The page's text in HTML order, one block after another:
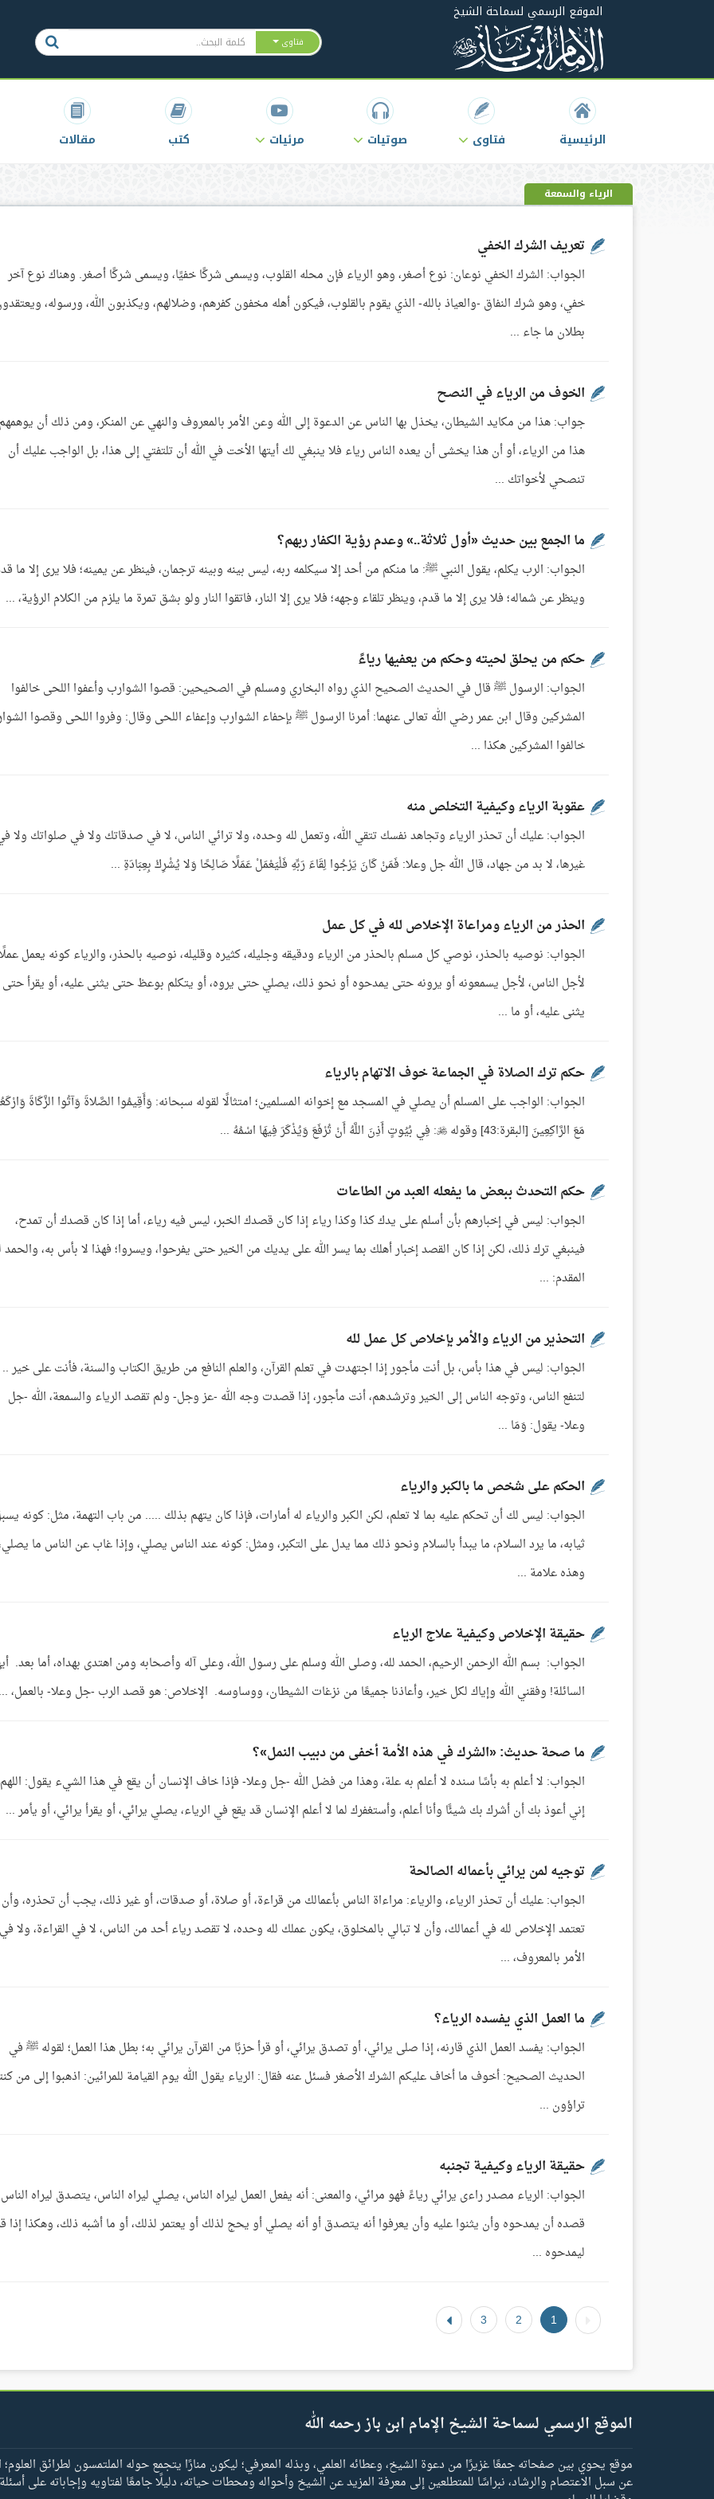
الموقع الرسمي لسماحة الشيخ
فتاوى
الرئيسية فتاوى صوتيات مرئيات كتب مقالات
الرياء والسمعة
تعريف الشرك الخفي
الجواب: الشرك الخفي نوعان: نوع أصغر، وهو الرياء فإن محله القلوب، ويسمى شركًا خفيًا، ويسمى شركًا أصغر. وهناك نوع آخر
خفي، وهو شرك النفاق -والعياذ بالله- الذي يقوم بالقلوب، فيكون أهله مخفون كفرهم، وضلالهم، ويكذبون الله، ورسوله،
بطلان ما جاء ...
الخوف من الرياء في النصح
جواب: هذا من مكايد الشيطان، يخذل بها الناس عن الدعوة إلى الله وعن الأمر بالمعروف والنهي عن المنكر، ومن ذلك أن
هذا من الرياء، أو أن هذا يخشى أن يعده الناس رياء فلا ينبغي لك أيتها الأخت في الله أن تلتفتي إلى هذا، بل الواجب عليك أن
تنصحي لأخواتك ...
ما الجمع بين حديث «أول ثلاثة..» وعدم رؤية الكفار ربهم؟
الجواب: الرب يكلم، يقول النبي ﷺ: ما منكم من أحد إلا سيكلمه ربه، ليس بينه وبينه ترجمان، فينظر عن يمينه؛ فلا يرى إلا ما
وينظر عن شماله؛ فلا يرى إلا ما قدم، وينظر تلقاء وجهه؛ فلا يرى إلا النار، فاتقوا النار ولو بشق تمرة ما يلزم من الكلام الرؤية، ...
حكم من يحلق لحيته وحكم من يعفيها رياءً
الجواب: الرسول ﷺ قال في الحديث الصحيح الذي رواه البخاري ومسلم في الصحيحين: قصوا الشوارب وأعفوا اللحى خالفوا
المشركين وقال ابن عمر رضي الله تعالى عنهما: أمرنا الرسول ﷺ بإحفاء الشوارب وإعفاء اللحى وقال: وفروا اللحى وقصوا
خالفوا المشركين هكذا ...
عقوبة الرياء وكيفية التخلص منه
الجواب: عليك أن تحذر الرياء وتجاهد نفسك تتقي الله، وتعمل لله وحده، ولا ترائي الناس، لا في صدقاتك ولا في صلواتك ولا
غيرها، لا بد من جهاد، قال الله جل وعلا: فَمَنْ كَانَ يَرْجُوا لِقَاءَ رَبِّهِ فَلْيَعْمَلْ عَمَلًا صَالِحًا وَلا يُشْرِكْ بِعِبَادَةِ ...
الحذر من الرياء ومراعاة الإخلاص لله في كل عمل
الجواب: نوصيه بالحذر، نوصي كل مسلم بالحذر من الرياء ودقيقه وجليله، كثيره وقليله، نوصيه بالحذر، والرياء كونه يعمل
لأجل الناس، لأجل يسمعونه أو يرونه حتى يمدحوه أو نحو ذلك، يصلي حتى يروه، أو يتكلم بوعظ حتى يثنى عليه، أو يقرأ حتى
يثنى عليه، أو ما ...
حكم ترك الصلاة في الجماعة خوف الاتهام بالرياء
الجواب: الواجب على المسلم أن يصلي في المسجد مع إخوانه المسلمين؛ امتثالًا لقوله سبحانه: وَأَقِيمُوا الصَّلاةَ وَآتُوا الزَّكَاةَ
مَعَ الرَّاكِعِينَ [البقرة:43] وقوله : فِي بُيُوتٍ أَذِنَ اللَّهُ أَنْ تُرْفَعَ وَيُذْكَرَ فِيهَا اسْمُهُ ...
حكم التحدث ببعض ما يفعله العبد من الطاعات
الجواب: ليس في إخبارهم بأن أسلم على يدك كذا وكذا رياء إذا كان قصدك الخبر، ليس فيه رياء، أما إذا كان قصدك أن تمدح،
فينبغي ترك ذلك، لكن إذا كان القصد إخبار أهلك بما يسر الله على يديك من الخير حتى يفرحوا، ويسروا؛ فهذا لا بأس به، والحمد
المقدم: ...
التحذير من الرياء والأمر بإخلاص كل عمل لله
الجواب: ليس في هذا بأس، بل أنت مأجور إذا اجتهدت في تعلم القرآن، والعلم النافع من طريق الكتاب والسنة، فأنت على خير ..
لتنفع الناس، وتوجه الناس إلى الخير وترشدهم، أنت مأجور، إذا قصدت وجه الله -عز وجل- ولم تقصد الرياء والسمعة، الله -جل
وعلا- يقول: وَمَا ...
الحكم على شخص ما بالكبر والرياء
الجواب: ليس لك أن تحكم عليه بما لا تعلم، لكن الكبر والرياء له أمارات، فإذا كان يتهم بذلك ..... من باب التهمة، مثل: كونه
ثيابه، ما يرد السلام، ما يبدأ بالسلام ونحو ذلك مما يدل على التكبر، ومثل: كونه عند الناس يصلي، وإذا غاب عن الناس ما
وهذه علامة ...
حقيقة الإخلاص وكيفية علاج الرياء
الجواب: بسم الله الرحمن الرحيم، الحمد لله، وصلى الله وسلم على رسول الله، وعلى آله وأصحابه ومن اهتدى بهداه، أما بعد.
السائلة! وفقني الله وإياك لكل خير، وأعاذنا جميعًا من نزغات الشيطان، ووساوسه. الإخلاص: هو قصد الرب -جل وعلا- بالعمل،
ما صحة حديث: «الشرك في هذه الأمة أخفى من دبيب النمل»؟
الجواب: لا أعلم به بأسًا سنده لا أعلم به علة، وهذا من فضل الله -جل وعلا- فإذا خاف الإنسان أن يقع في هذا الشيء يقول: اللهم
إني أعوذ بك أن أشرك بك شيئًا وأنا أعلم، وأستغفرك لما لا أعلم الإنسان قد يقع في الرياء، يصلي يرائي، أو يقرأ يرائي، أو يأمر ...
توجيه لمن يرائي بأعماله الصالحة
الجواب: عليك أن تحذر الرياء، والرياء: مراءاة الناس بأعمالك من قراءة، أو صلاة، أو صدقات، أو غير ذلك، يجب أن تحذره، وأن
تعتمد الإخلاص لله في أعمالك، وأن لا تبالي بالمخلوق، يكون عملك لله وحده، لا تقصد رياء أحد من الناس، لا في القراءة، ولا في
الأمر بالمعروف، ...
ما العمل الذي يفسده الرياء؟
الجواب: يفسد العمل الذي قارنه، إذا صلى يرائي، أو تصدق يرائي، أو قرأ حزبًا من القرآن يرائي به؛ بطل هذا العمل؛ لقوله ﷺ في
الحديث الصحيح: أخوف ما أخاف عليكم الشرك الأصغر فسئل عنه فقال: الرياء يقول الله يوم القيامة للمرائين: اذهبوا إلى من
تراؤون ...
حقيقة الرياء وكيفية تجنبه
الجواب: الرياء مصدر راءى يرائي رياءً فهو مرائي، والمعنى: أنه يفعل العمل ليراه الناس، يصلي ليراه الناس، يتصدق ليراه
قصده أن يمدحوه وأن يثنوا عليه وأن يعرفوا أنه يتصدق أو أنه يصلي أو يحج لذلك أو يعتمر لذلك، أو ما أشبه ذلك، وهكذا إذا
ليمدحوه ...
1
2
3
الموقع الرسمي لسماحة الشيخ الإمام ابن باز رحمه الله
موقع يحوي بين صفحاته جمعًا غزيرًا من دعوة الشيخ، وعطائه العلمي، وبذله المعرفي؛ ليكون منارًا يتجمع حوله الملتمسون لطرائق العلوم؛
عن سبل الاعتصام والرشاد، نبراسًا للمتطلعين إلى معرفة المزيد عن الشيخ وأحواله ومحطات حياته، دليلًا جامعًا لفتاويه وإجاباته على